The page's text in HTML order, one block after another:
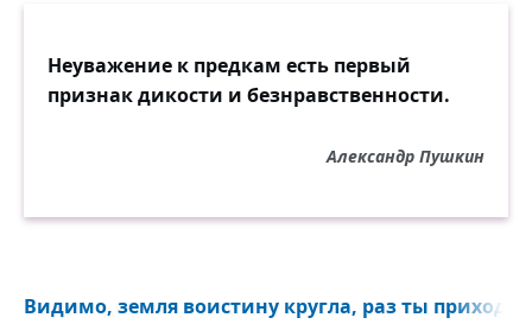
Неуважение к предкам есть первый
признак дикости и безнравственности.
Александр Пушкин
Видимо, земля воистину кругла, раз ты